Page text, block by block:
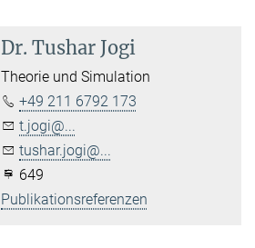
Dr. Tushar Jogi
Theorie und Simulation
+49 211 6792 173
t.jogi@...
tushar.jogi@...
649
Publikationsreferenzen